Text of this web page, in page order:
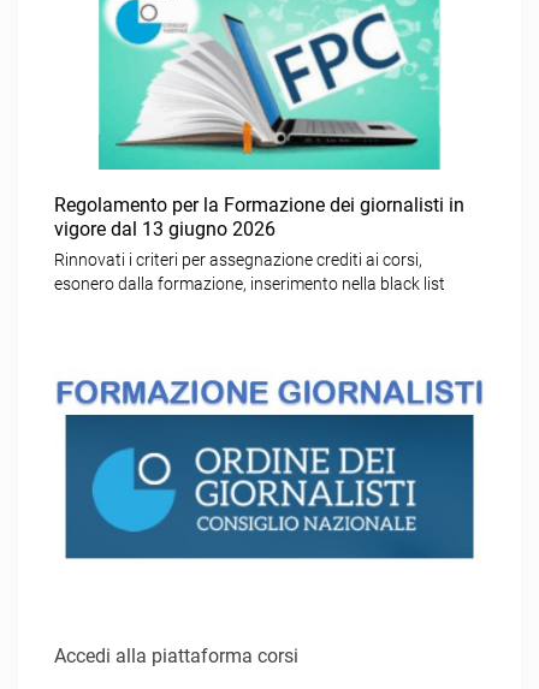
Regolamento per la Formazione dei giornalisti in
vigore dal 13 giugno 2026
Rinnovati i criteri per assegnazione crediti ai corsi,
esonero dalla formazione, inserimento nella black list
Accedi alla piattaforma corsi